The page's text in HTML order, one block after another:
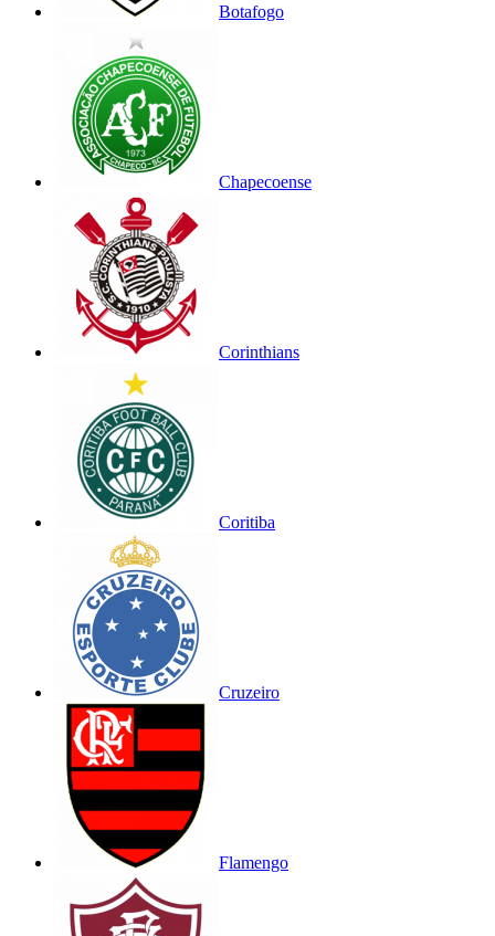
Botafogo
Chapecoense
Corinthians
Coritiba
Cruzeiro
Flamengo